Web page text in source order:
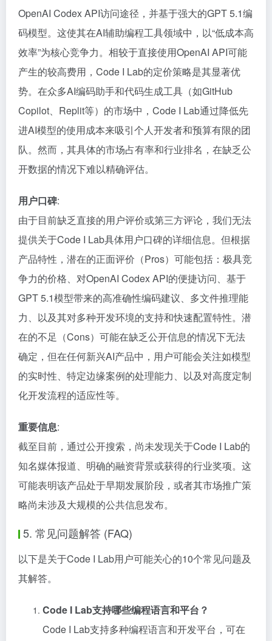
OpenAI Codex API访问途径，并基于强大的GPT 5.1编
码模型。这使其在AI辅助编程工具领域中，以“低成本高
效率”为核心竞争力。相较于直接使用OpenAI API可能
产生的较高费用，Code I Lab的定价策略是其显著优
势。在众多AI编码助手和代码生成工具（如GitHub
Copilot、Replit等）的市场中，Code I Lab通过降低先
进AI模型的使用成本来吸引个人开发者和预算有限的团
队。然而，其具体的市场占有率和行业排名，在缺乏公
开数据的情况下难以精确评估。
用户口碑:
由于目前缺乏直接的用户评价或第三方评论，我们无法
提供关于Code I Lab具体用户口碑的详细信息。但根据
产品特性，潜在的正面评价（Pros）可能包括：极具竞
争力的价格、对OpenAI Codex API的便捷访问、基于
GPT 5.1模型带来的高准确性编码建议、多文件推理能
力、以及其对多种开发环境的支持和快速配置特性。潜
在的不足（Cons）可能在缺乏公开信息的情况下无法
确定，但在任何新兴AI产品中，用户可能会关注如模型
的实时性、特定边缘案例的处理能力、以及对高度定制
化开发流程的适应性等。
重要信息:
截至目前，通过公开搜索，尚未发现关于Code I Lab的
知名媒体报道、明确的融资背景或获得的行业奖项。这
可能表明该产品处于早期发展阶段，或者其市场推广策
略尚未涉及大规模的公共信息发布。
5. 常见问题解答 (FAQ)
以下是关于Code I Lab用户可能关心的10个常见问题及
其解答。
Code I Lab支持哪些编程语言和平台？
Code I Lab支持多种编程语言和开发平台，可在